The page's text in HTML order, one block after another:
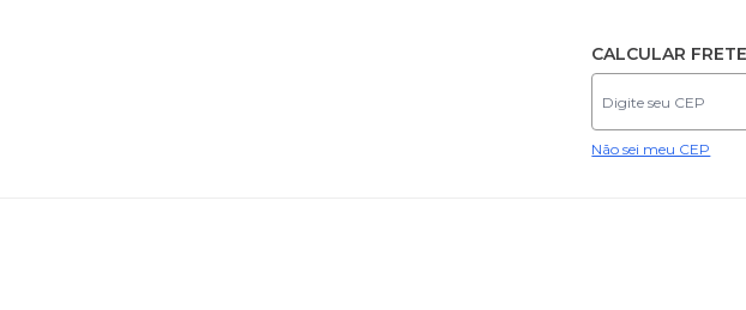
CALCULAR FRETE
Não sei meu CEP